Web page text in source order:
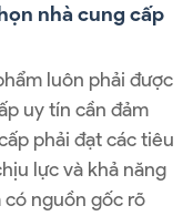
nhà cung cấp
luôn phải được
uy tín cần đảm
phải đạt các tiêu
lực và khả năng
nguồn gốc rõ